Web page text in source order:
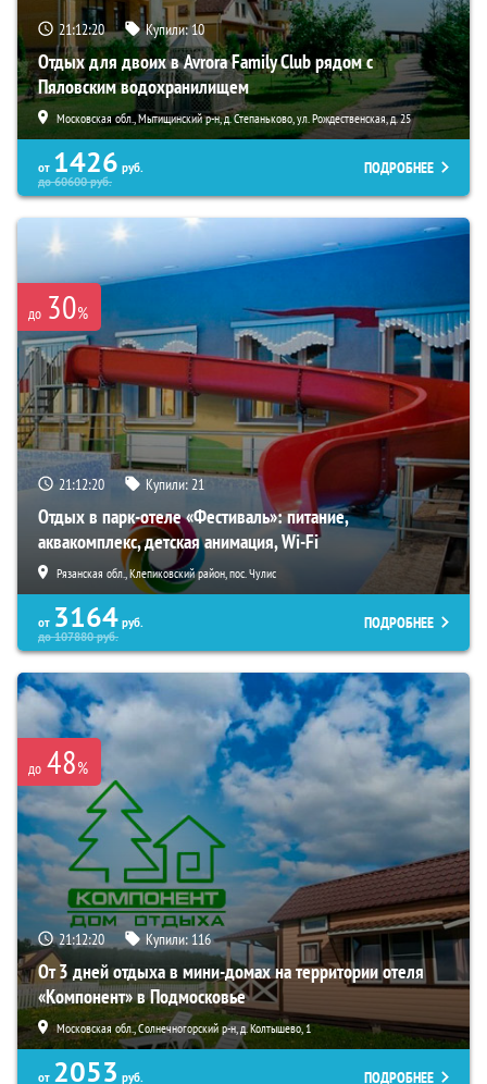
21:12:19 Купили:10
Отдых для двоих в Avrora Family Club рядом с
Пяловским водохранилищем
Московская обл., Мытищинский р-н, д. Степаньково, ул. Рождественская, д. 25
от 1426 руб.
до60600руб.
ПОДРОБНЕЕ
до 30%
21:12:19 Купили:21
Отдых в парк-отеле «Фестиваль»: питание,
аквакомплекс, детская анимация, Wi-Fi
Рязанская обл., Клепиковский район, пос. Чулис
от 3164 руб.
до107880руб.
ПОДРОБНЕЕ
до 48%
21:12:19 Купили: 116
От 3 дней отдыха в мини-домах на территории отеля
«Компонент» в Подмосковье
Московская обл., Солнечногорский р-н, д. Колтышево, 1
от 2053 руб.
ПОДРОБНЕЕ